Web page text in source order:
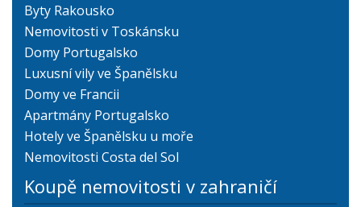
Byty Rakousko
Nemovitosti v Toskánsku
Domy Portugalsko
Luxusní vily ve Španělsku
Domy ve Francii
Apartmány Portugalsko
Hotely ve Španělsku u moře
Nemovitosti Costa del Sol
Koupě nemovitosti v zahraničí